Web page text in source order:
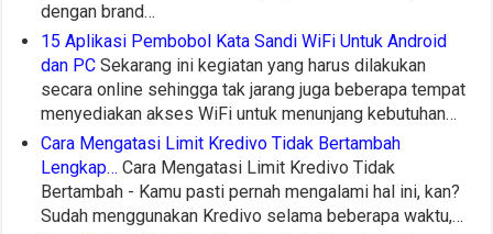
dengan brand…
15 Aplikasi Pembobol Kata Sandi WiFi Untuk Android
dan PC Sekarang ini kegiatan yang harus dilakukan
secara online sehingga tak jarang juga beberapa tempat
menyediakan akses WiFi untuk menunjang kebutuhan…
Cara Mengatasi Limit Kredivo Tidak Bertambah
Lengkap… Cara Mengatasi Limit Kredivo Tidak
Bertambah - Kamu pasti pernah mengalami hal ini, kan?
Sudah menggunakan Kredivo selama beberapa waktu,…